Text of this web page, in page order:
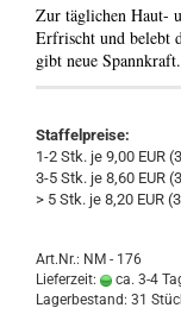
Zur täglichen Haut-
Erfrischt und belebt
gibt neue Spannkraft.
Staffelpreise:
1-2 Stk. je 9,00 EUR
3-5 Stk. je 8,60 EUR
> 5 Stk. je 8,20 EUR
Art.Nr.: NM - 176
Lieferzeit:
ca. 3-4
Lagerbestand: 31